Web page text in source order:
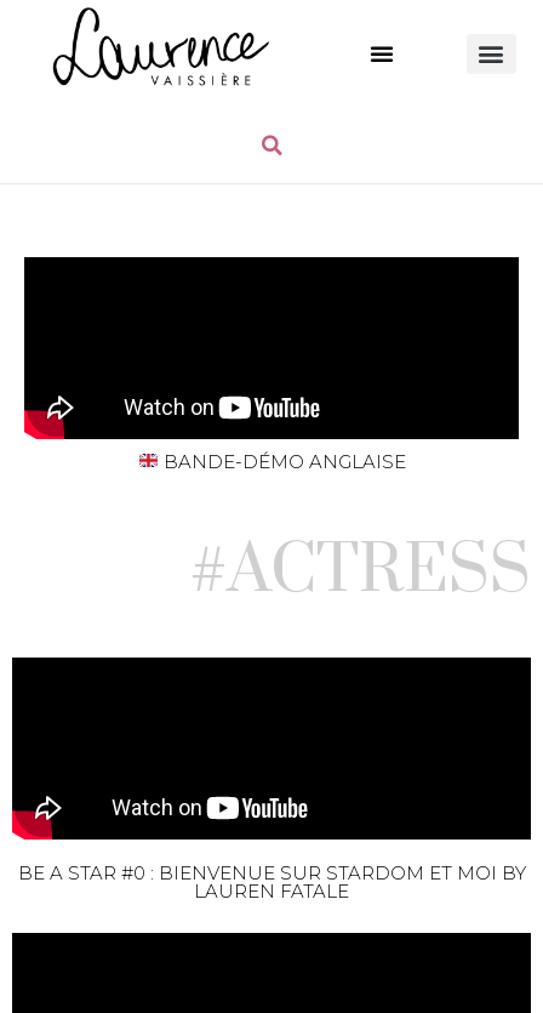
BANDE-DÉMO ANGLAISE
#ACTRESS
BE A STAR #0 : BIENVENUE SUR STARDOM ET MOI BY
LAUREN FATALE